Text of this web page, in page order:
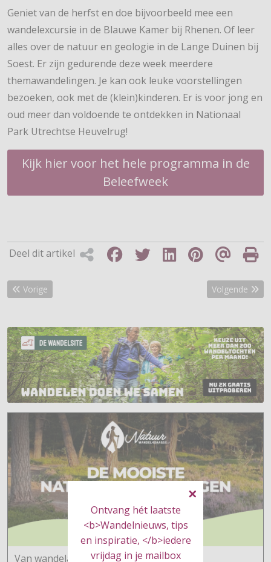
Ontvang hét laatste
<b>Wandelnieuws, tips
en inspiratie, </b>iedere
vrijdag in je mailbox
Geniet van de herfst en doe bijvoorbeeld mee een
wandelexcursie in de Blauwe Kamer bij Rhenen. Of leer
alles over de natuur en geologie in de Lange Duinen bij
Soest. Er zijn gedurende deze week meerdere
themawandelingen. Je kan ook leuke voorstellingen
bezoeken, ook met de (klein)kinderen. Er is voor jong en
oud meer dan voldoende te ontdekken in Nationaal
Park Utrechtse Heuvelrug!
Kijk hier voor het hele programma in de
Beleefweek
Deel dit artikel
Vorig artikel: Recorddeelname voor uitverkochte Fjoertoer
Vorige Volgende
Volgende
Van wandelaars voor wandelaars